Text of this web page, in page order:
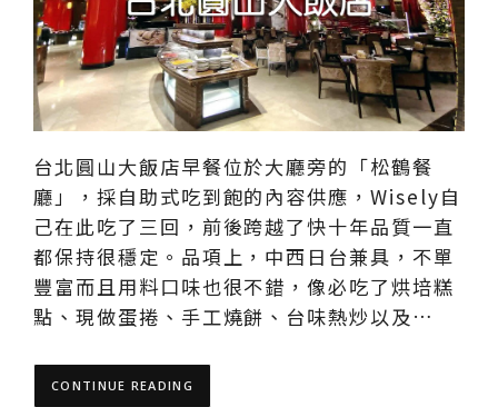
台北圓山大飯店早餐位於大廳旁的「松鶴餐
廳」，採自助式吃到飽的內容供應，Wisely自
己在此吃了三回，前後跨越了快十年品質一直
都保持很穩定。品項上，中西日台兼具，不單
豐富而且用料口味也很不錯，像必吃了烘培糕
點、現做蛋捲、手工燒餅、台味熱炒以及…
CONTINUE READING